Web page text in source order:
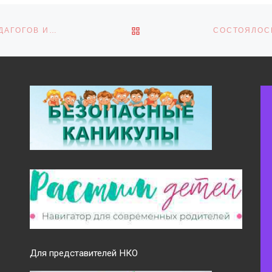
БЕСПЛАТНЫЕ ОБРАЗОВАТЕЛЬНЫЕ ВЕБИНАРЫ ДЛЯ ПЕДАГОГОВ И ХУДОЖЕСТВЕННЫХ РУКОВОДИТЕЛЕЙ ДЕТСКИХ ХОРЕОГРАФИЧЕСКИХ КОЛЛЕКТИВОВ! ОБРАТНО К СПИСКУ
Для представителей НКО